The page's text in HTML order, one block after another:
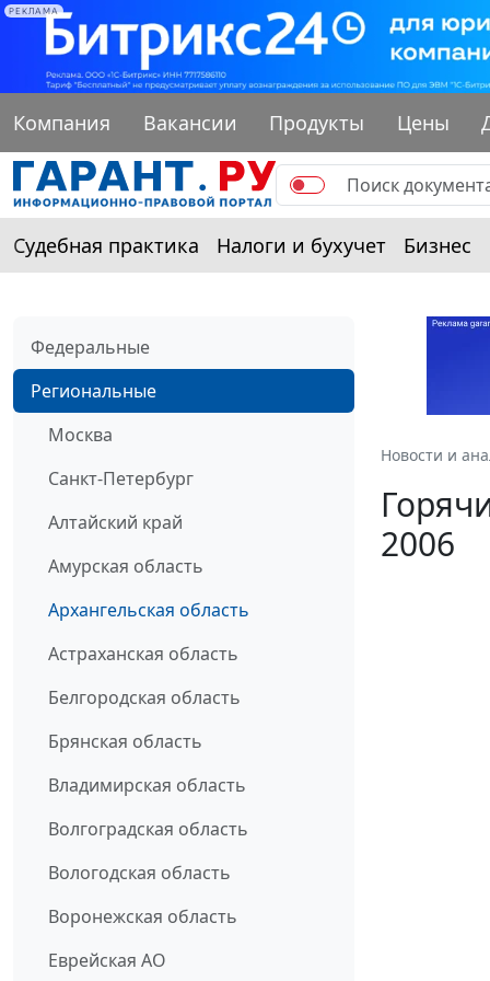
РЕКЛАМА
Компания Вакансии Продукты Цены
Судебная практика Налоги и бухучет Бизнес
Федеральные
Региональные
Москва
Санкт-Петербург
Алтайский край
Амурская область
Архангельская область
Астраханская область
Белгородская область
Брянская область
Владимирская область
Волгоградская область
Вологодская область
Воронежская область
Еврейская АО
Новости и
2006